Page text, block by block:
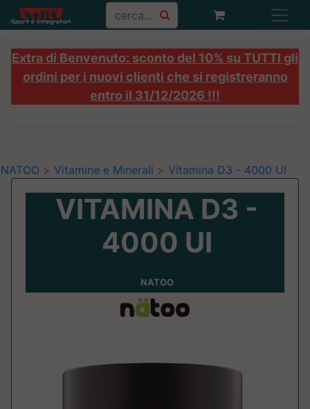
Extra di Benvenuto: sconto del 10% su TUTTI gli
ordini per i nuovi clienti che si registreranno
entro il 31/12/2026 !!!
NATOO > Vitamine e Minerali > Vitamina D3 - 4000 UI
VITAMINA D3 -
4000 UI
NATOO